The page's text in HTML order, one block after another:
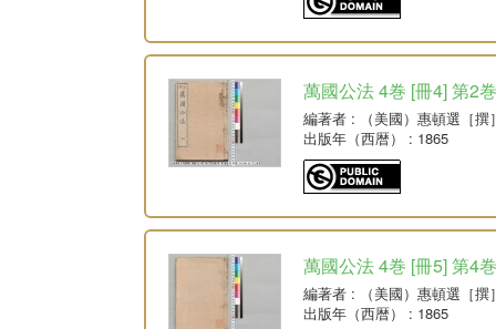
萬國公法 4巻 [冊4] 第2
編著者 : （美國）惠頓選［撰
出版年（西暦）
: 1865
萬國公法 4巻 [冊5] 第4
編著者 : （美國）惠頓選［撰
出版年（西暦）
: 1865